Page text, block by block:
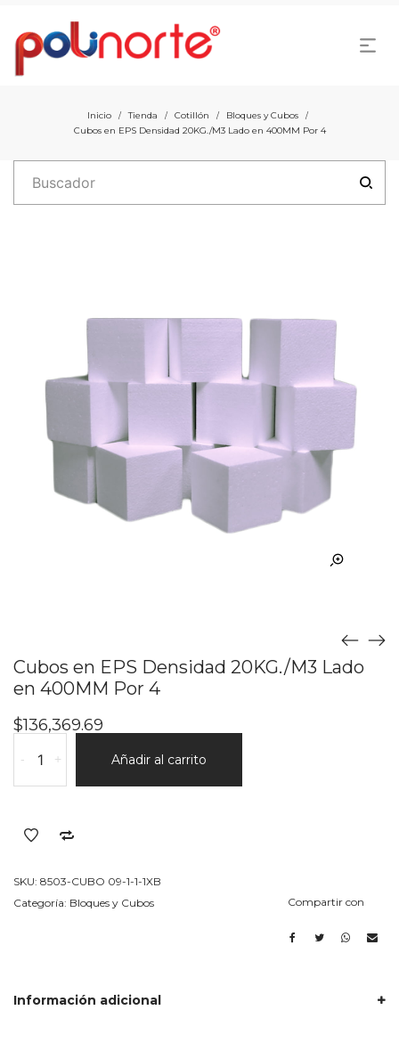
Inicio / Tienda / Cotillón / Bloques y Cubos /
Cubos en EPS Densidad 20KG./M3 Lado en 400MM Por 4
Cubos en EPS Densidad 20KG./M3 Lado
en 400MM Por 4
$136,369.69
-
en
EPS
20KG./M3
+ Añadir al carrito
SKU: 8503-CUBO 09-1-1-1XB
Categoría: Bloques y Cubos Compartir con
Información adicional